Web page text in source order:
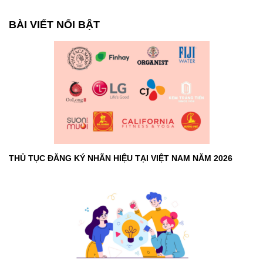
BÀI VIẾT NỔI BẬT
THỦ TỤC ĐĂNG KÝ NHÃN HIỆU TẠI VIỆT NAM NĂM 2026